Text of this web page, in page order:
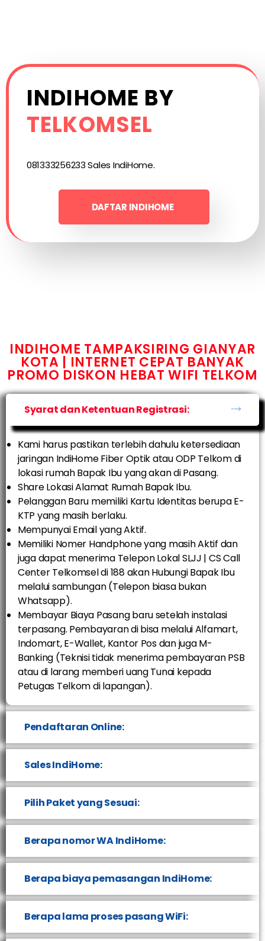
INDIHOME BY
TELKOMSEL
081333256233 Sales IndiHome.
DAFTAR INDIHOME
INDIHOME TAMPAKSIRING GIANYAR
KOTA | INTERNET CEPAT BANYAK
PROMO DISKON HEBAT WIFI TELKOM
Syarat dan Ketentuan Registrasi:
Kami harus pastikan terlebih dahulu ketersediaan
jaringan IndiHome Fiber Optik atau ODP Telkom di
lokasi rumah Bapak Ibu yang akan di Pasang.
Share Lokasi Alamat Rumah Bapak Ibu.
Pelanggan Baru memiliki Kartu Identitas berupa E-
KTP yang masih berlaku.
Mempunyai Email yang Aktif.
Memiliki Nomer Handphone yang masih Aktif dan
juga dapat menerima Telepon Lokal SLJJ | CS Call
Center Telkomsel di 188 akan Hubungi Bapak Ibu
melalui sambungan (Telepon biasa bukan
Whatsapp).
Membayar Biaya Pasang baru setelah instalasi
terpasang. Pembayaran di bisa melalui Alfamart,
Indomart, E-Wallet, Kantor Pos dan juga M-
Banking (Teknisi tidak menerima pembayaran PSB
atau di larang memberi uang Tunai kepada
Petugas Telkom di lapangan).
Pendaftaran Online:
Sales IndiHome:
Pilih Paket yang Sesuai:
Berapa nomor WA IndiHome:
Berapa biaya pemasangan IndiHome:
Berapa lama proses pasang WiFi: